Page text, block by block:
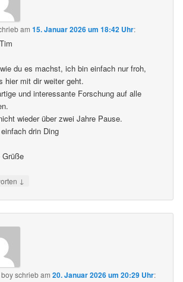
am15. Januar 2026 um 18:42 Uhr:
du es machst, ich bin einfach nur froh,
hier mit dir weiter geht.
und interessante Forschung auf alle
wieder über zwei Jahre Pause.
drin Ding
Grüße
↓
schriebam20. Januar 2026 um 20:29 Uhr: